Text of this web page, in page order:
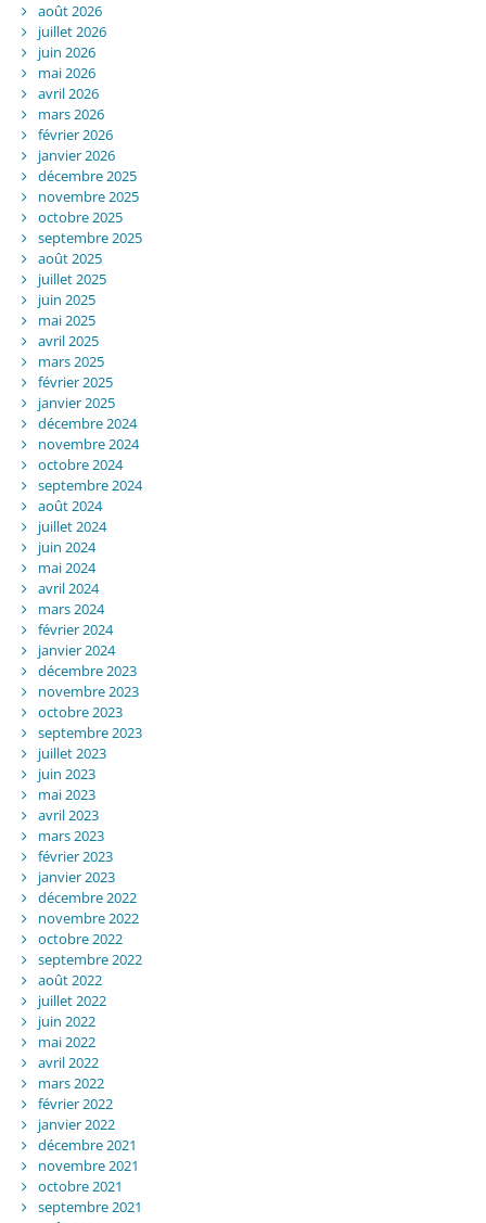
août 2026
juillet 2026
juin 2026
mai 2026
avril 2026
mars 2026
février 2026
janvier 2026
décembre 2025
novembre 2025
octobre 2025
septembre 2025
août 2025
juillet 2025
juin 2025
mai 2025
avril 2025
mars 2025
février 2025
janvier 2025
décembre 2024
novembre 2024
octobre 2024
septembre 2024
août 2024
juillet 2024
juin 2024
mai 2024
avril 2024
mars 2024
février 2024
janvier 2024
décembre 2023
novembre 2023
octobre 2023
septembre 2023
juillet 2023
juin 2023
mai 2023
avril 2023
mars 2023
février 2023
janvier 2023
décembre 2022
novembre 2022
octobre 2022
septembre 2022
août 2022
juillet 2022
juin 2022
mai 2022
avril 2022
mars 2022
février 2022
janvier 2022
décembre 2021
novembre 2021
octobre 2021
septembre 2021